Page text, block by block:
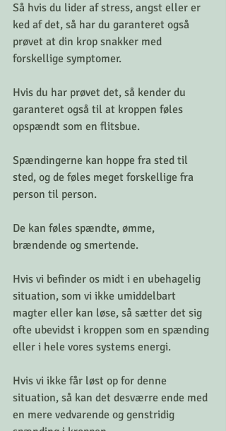
Så hvis du lider af stress, angst eller er
ked af det, så har du garanteret også
prøvet at din krop snakker med
forskellige symptomer.
Hvis du har prøvet det, så kender du
garanteret også til at kroppen føles
opspændt som en flitsbue.
Spændingerne kan hoppe fra sted til
sted, og de føles meget forskellige fra
person til person.
De kan føles spændte, ømme,
brændende og smertende.
Hvis vi befinder os midt i en ubehagelig
situation, som vi ikke umiddelbart
magter eller kan løse, så sætter det sig
ofte ubevidst i kroppen som en spænding
eller i hele vores systems energi.
Hvis vi ikke får løst op for denne
situation, så kan det desværre ende med
en mere vedvarende og genstridig